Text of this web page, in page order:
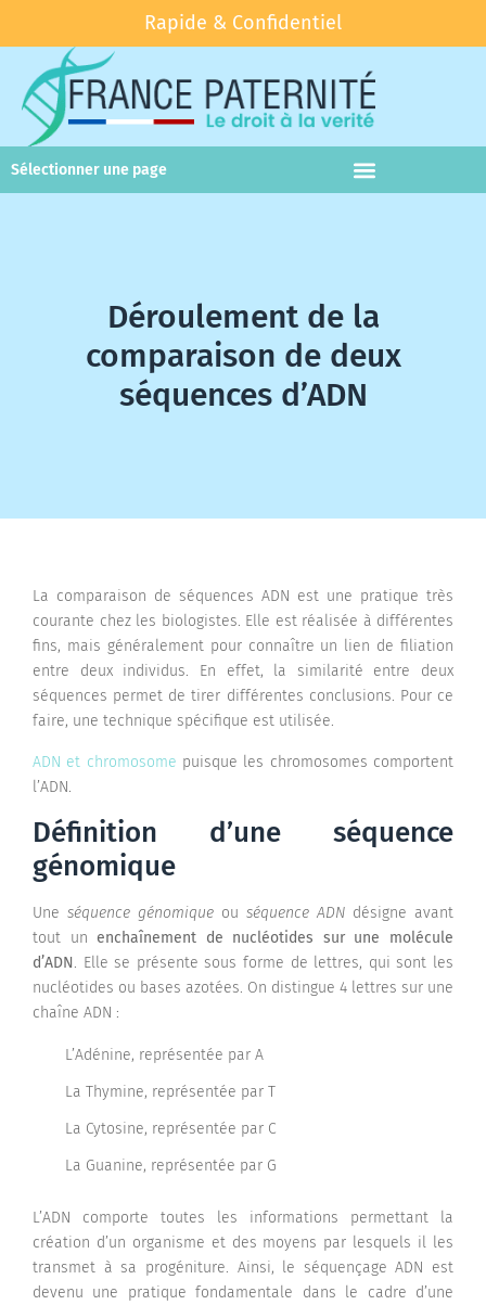
Rapide & Confidentiel
Sélectionner une page
Déroulement de la
comparaison de deux
séquences d’ADN
La comparaison de séquences ADN est une pratique très
courante chez les biologistes. Elle est réalisée à différentes
fins, mais généralement pour connaître un lien de filiation
entre deux individus. En effet, la similarité entre deux
séquences permet de tirer différentes conclusions. Pour ce
faire, une technique spécifique est utilisée.
ADN et chromosome puisque les chromosomes comportent
l’ADN.
Définition d’une séquence
génomique
Une séquence génomique ou séquence ADN désigne avant
tout unenchaînement de nucléotides sur une molécule
d’ADN. Elle se présente sous forme de lettres, qui sont les
nucléotides ou bases azotées. On distingue 4 lettres sur une
chaîne ADN :
L’Adénine, représentée par A
La Thymine, représentée par T
La Cytosine, représentée par C
La Guanine, représentée par G
L’ADN comporte toutes les informations permettant la
création d’un organisme et des moyens par lesquels il les
transmet à sa progéniture. Ainsi, le séquençage ADN est
devenu une pratique fondamentale dans le cadre d’une